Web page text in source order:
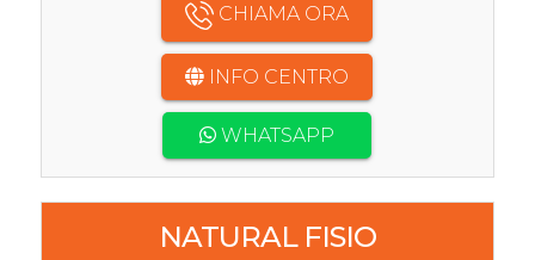
CHIAMA ORA
INFO CENTRO
WHATSAPP
NATURAL FISIO